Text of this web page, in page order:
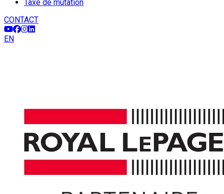
Taxe de mutation
CONTACT
EN